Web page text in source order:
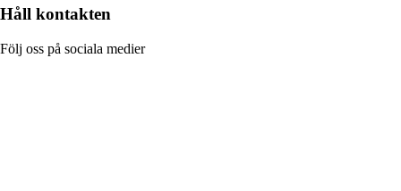
Håll kontakten
Följ oss på sociala medier